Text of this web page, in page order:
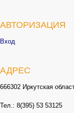
АВТОРИЗАЦИЯ
Вход
АДРЕС
666302 Иркутская
Тел.: 8(395) 53 53125